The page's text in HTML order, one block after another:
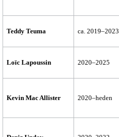
Teddy Teuma ca. 2019–2023
Loïc Lapoussin 2020–2025
Kevin Mac Allister 2020–heden